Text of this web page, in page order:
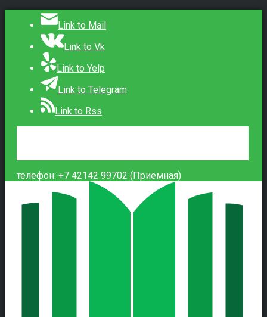
Link to Mail
Link to Vk
Link to Yelp
Link to Telegram
Link to Rss
телефон: +7 42142 99702 (Приемная)